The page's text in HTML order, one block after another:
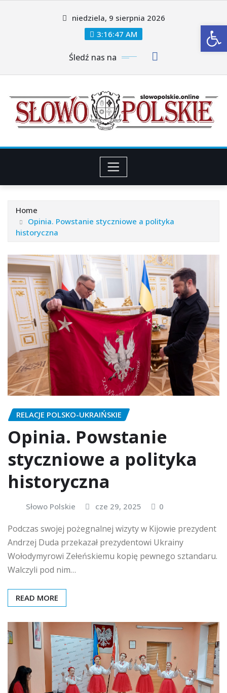
niedziela, 9 sierpnia 2026
3:16:48 AM
Śledź nas na
Home
Opinia. Powstanie styczniowe a polityka
historyczna
RELACJE POLSKO-UKRAIŃSKIE
Opinia. Powstanie
styczniowe a polityka
historyczna
Słowo Polskie cze 29, 2025 0
Podczas swojej pożegnalnej wizyty w Kijowie prezydent
Andrzej Duda przekazał prezydentowi Ukrainy
Wołodymyrowi Zełeńskiemu kopię pewnego sztandaru.
Walczyli pod nim…
READ MORE